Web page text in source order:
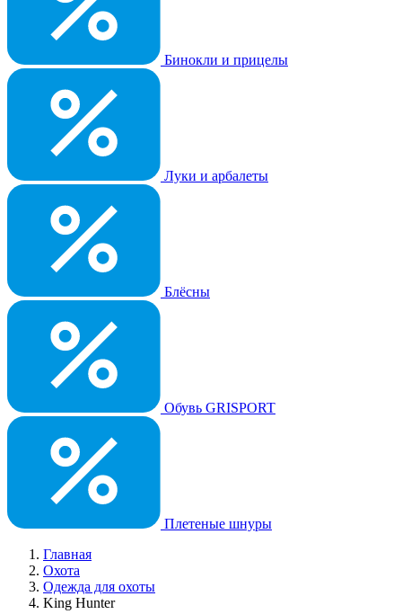
Бинокли и прицелы
Луки и арбалеты
Блёсны
Обувь GRISPORT
Плетеные шнуры
Главная
Охота
Одежда для охоты
King Hunter